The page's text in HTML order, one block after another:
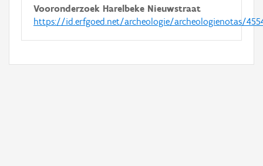
Vooronderzoek Harelbeke Nieuwstraat
https://id.erfgoed.net/archeologie/archeologienotas/